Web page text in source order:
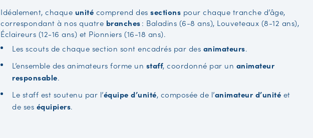
Idéalement, chaque unité comprend des sections pour chaque tranche d’âge,
correspondant à nos quatre branches: Baladins (6-8 ans), Louveteaux (8-12 ans),
Éclaireurs (12-16 ans) et Pionniers (16-18 ans).
Les scouts de chaque section sont encadrés par des animateurs.
L’ensemble des animateurs forme un staff, coordonné par un animateur
responsable.
Le staff est soutenu par l’équipe d’unité, composée de l’animateur d’unité et
de ses équipiers.